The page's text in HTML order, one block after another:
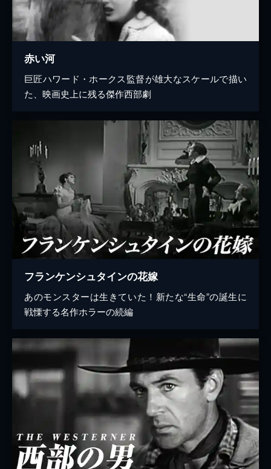
赤い河
巨匠ハワード・ホークス監督が雄大なスケールで描い
た、映画史上に残る傑作西部劇
フランケンシュタインの花嫁
あのモンスターは生きていた！新たな“生命”の誕生に
戦慄する名作ホラーの続編